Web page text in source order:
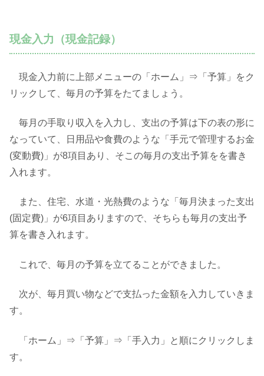
現金入力（現金記録）
現金入力前に上部メニューの「ホーム」⇒「予算」をク
リックして、毎月の予算をたてましょう。
毎月の手取り収入を入力し、支出の予算は下の表の形に
なっていて、日用品や食費のような「手元で管理するお金
(変動費)」が8項目あり、そこの毎月の支出予算をを書き
入れます。
また、住宅、水道・光熱費のような「毎月決まった支出
(固定費)」が6項目ありますので、そちらも毎月の支出予
算を書き入れます。
これで、毎月の予算を立てることができました。
次が、毎月買い物などで支払った金額を入力していきま
す。
「ホーム」⇒「予算」⇒「手入力」と順にクリックしま
す。